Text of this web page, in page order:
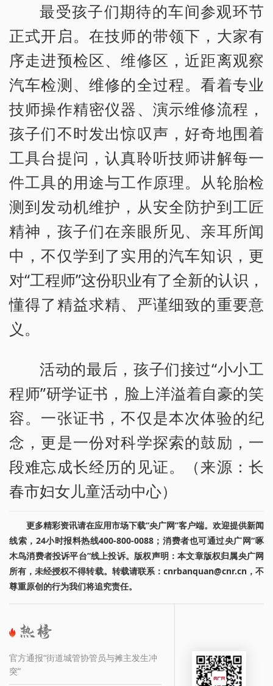
最受孩子们期待的车间参观环节
正式开启。在技师的带领下，大家有
序走进预检区、维修区，近距离观察
汽车检测、维修的全过程。看着专业
技师操作精密仪器、演示维修流程，
孩子们不时发出惊叹声，好奇地围着
工具台提问，认真聆听技师讲解每一
件工具的用途与工作原理。从轮胎检
测到发动机维护，从安全防护到工匠
精神，孩子们在亲眼所见、亲耳所闻
中，不仅学到了实用的汽车知识，更
对“工程师”这份职业有了全新的认识，
懂得了精益求精、严谨细致的重要意
义。
活动的最后，孩子们接过“小小工
程师”研学证书，脸上洋溢着自豪的笑
容。一张证书，不仅是本次体验的纪
念，更是一份对科学探索的鼓励，一
段难忘成长经历的见证。（来源：长
春市妇女儿童活动中心）
更多精彩资讯请在应用市场下载“央广网”客户端。欢迎提供新闻
线索，24小时报料热线400-800-0088；消费者也可通过央广网“啄
木鸟消费者投诉平台”线上投诉。版权声明：本文章版权归属央广网
所有，未经授权不得转载。转载请联系：cnrbanquan@cnr.cn，不
尊重原创的行为我们将追究责任。
官方通报“街道城管协管员与摊主发生冲
突”